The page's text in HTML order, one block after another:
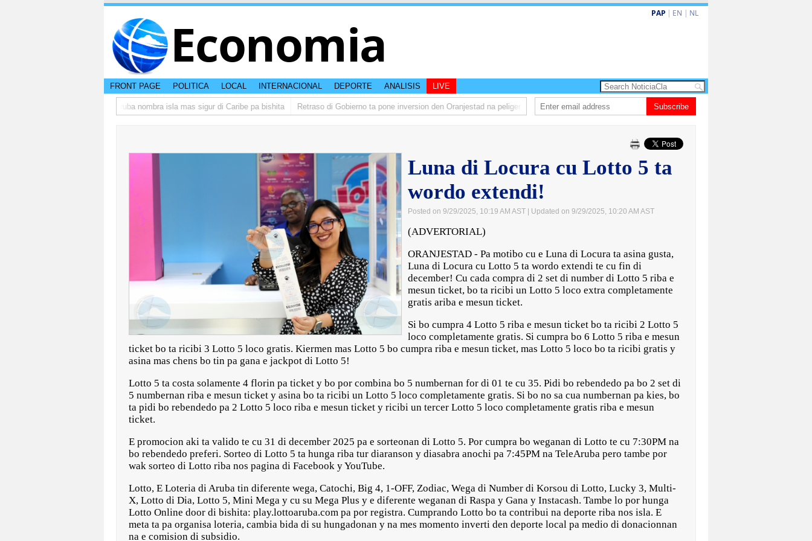
Economia PAP | EN | NL
FRONT PAGE POLITICA LOCAL INTERNACIONAL DEPORTE ANALISIS LIVE
CISI: Aruba nombra isla mas sigur di Caribe pa bishita Retraso di Gobierno ta pone inversion den Oranjestad na peliger Abelardo de la Espriella a huramenta como presidente di Colombia
Subscribe
Luna di Locura cu Lotto 5 ta
wordo extendi!
Posted on 9/29/2025, 10:19 AM AST | Updated on 9/29/2025, 10:20 AM AST
(ADVERTORIAL)
ORANJESTAD - Pa motibo cu e Luna di Locura ta asina gusta,
Luna di Locura cu Lotto 5 ta wordo extendi te cu fin di
december! Cu cada compra di 2 set di number di Lotto 5 riba e
mesun ticket, bo ta ricibi un Lotto 5 loco extra completamente
gratis ariba e mesun ticket.
Si bo cumpra 4 Lotto 5 riba e mesun ticket bo ta ricibi 2 Lotto 5
loco completamente gratis. Si cumpra bo 6 Lotto 5 riba e mesun
ticket bo ta ricibi 3 Lotto 5 loco gratis. Kiermen mas Lotto 5 bo cumpra riba e mesun ticket, mas Lotto 5 loco bo ta ricibi gratis y
asina mas chens bo tin pa gana e jackpot di Lotto 5!
Lotto 5 ta costa solamente 4 florin pa ticket y bo por combina bo 5 numbernan for di 01 te cu 35. Pidi bo rebendedo pa bo 2 set di
5 numbernan riba e mesun ticket y asina bo ta ricibi un Lotto 5 loco completamente gratis. Si bo no sa cua numbernan pa kies, bo
ta pidi bo rebendedo pa 2 Lotto 5 loco riba e mesun ticket y ricibi un tercer Lotto 5 loco completamente gratis riba e mesun
ticket.
E promocion aki ta valido te cu 31 di december 2025 pa e sorteonan di Lotto 5. Por cumpra bo weganan di Lotto te cu 7:30PM na
bo rebendedo preferi. Sorteo di Lotto 5 ta hunga riba tur diaranson y diasabra anochi pa 7:45PM na TeleAruba pero tambe por
wak sorteo di Lotto riba nos pagina di Facebook y YouTube.
Lotto, E Loteria di Aruba tin diferente wega, Catochi, Big 4, 1-OFF, Zodiac, Wega di Number di Korsou di Lotto, Lucky 3, Multi-
X, Lotto di Dia, Lotto 5, Mini Mega y cu su Mega Plus y e diferente weganan di Raspa y Gana y Instacash. Tambe lo por hunga
Lotto Online door di bishita: play.lottoaruba.com pa por registra. Cumprando Lotto bo ta contribui na deporte riba nos isla. E
meta ta pa organisa loteria, cambia bida di su hungadonan y na mes momento inverti den deporte local pa medio di donacionnan
na e comision di subsidio.